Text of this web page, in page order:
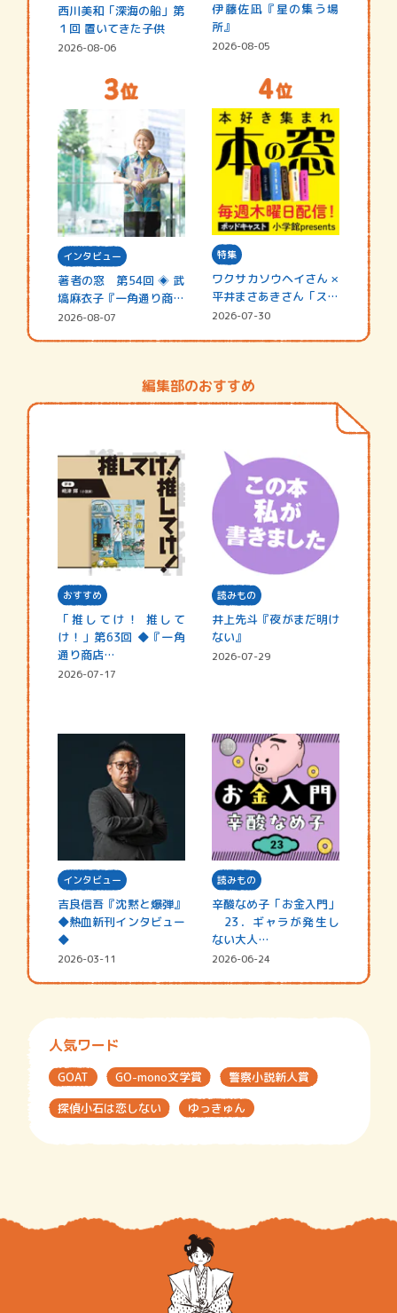
西川美和「深海の船」第
１回 置いてきた子供
2026-08-06
伊藤佐凪『星の集う場
所』
2026-08-05
インタビュー
著者の窓 第54回 ◈ 武
塙麻衣子『一角通り商店
街の…
2026-08-07
特集
ワクサカソウヘイさん ×
平井まさあきさん「スペ
シャ…
2026-07-30
編集部のおすすめ
おすすめ
「推してけ！ 推して
け！」第63回 ◆『一角
通り商店…
2026-07-17
読みもの
井上先斗『夜がまだ明け
ない』
2026-07-29
インタビュー
吉良信吾『沈黙と爆弾』
◆熱血新刊インタビュー
◆
2026-03-11
読みもの
辛酸なめ子「お金入門」
23．ギャラが発生し
ない大人…
2026-06-24
人気ワード
GOAT GO-mono文学賞
警察小説新人賞
探偵小石は恋しない
ゆっきゅん